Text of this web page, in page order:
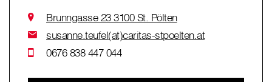
Brunngasse 23 3100 St. Pölten
susanne.teufel(at)caritas-stpoelten.at
0676 838 447 044